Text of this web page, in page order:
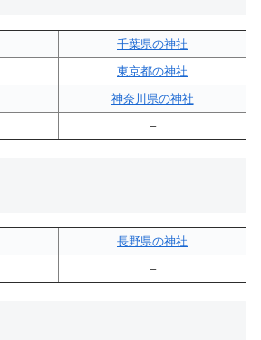
千葉県の神社
東京都の神社
神奈川県の神社
–
長野県の神社
–